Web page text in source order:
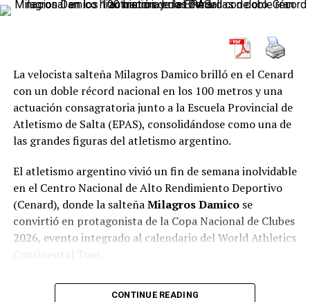
Lyles, que salía por la línea siete, por fuera de Seville y
por dentro de Tebogo, tuvo una salida normal, pero
pronto se puso a avanzar a base de zancadas.
Con la cabeza agachada hasta la marca de los 40 metros,
el estadounidense se abrió, pero todos los corredores le
presionaron hasta el final.
Cuando Lyles se acercó a la línea de meta con
Thompson a su lado, reinó la confusión. El griterío del
público dio paso a una foto finish antes de que Lyles se
proclamara medallista de oro.
electrizante, con un espectáculo de luces y una música
La velocista salteña Milagros Damico brilló en el Cenard
con un doble récord nacional en los 100 metros y una
actuación consagratoria junto a la Escuela Provincial de
Atletismo de Salta (EPAS), consolidándose como una de
las grandes figuras del atletismo argentino.
El atletismo argentino vivió un fin de semana inolvidable
en el Centro Nacional de Alto Rendimiento Deportivo
(Cenard), donde la salteñaMilagros Damicose
convirtió en protagonista de la Copa Nacional de Clubes
2026, evento integrado al calendario del World Athletics
La joven velocista de laEscuela Provincial de
CONTINUE READING